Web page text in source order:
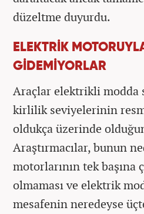
düzeltme duyurdu.
ELEKTRİK
GİDEMİYORLAR
Araçlar elektrikli modda
kirlilik seviyelerinin
oldukça üzerinde
Araştırmacılar, bunun
motorlarının tek başına
olmaması ve elektrik
mesafenin neredeyse